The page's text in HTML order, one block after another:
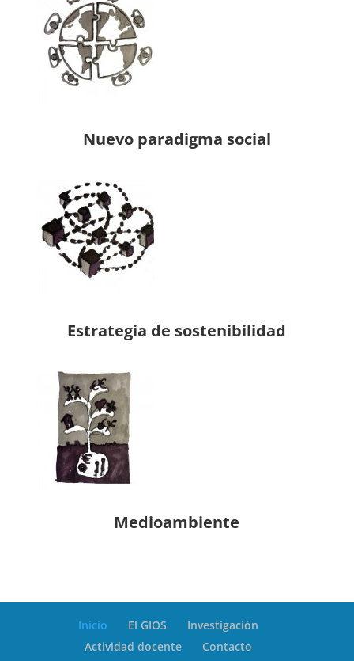
Nuevo paradigma social
Estrategia de sostenibilidad
Medioambiente
Inicio El GIOS
Investigación
Actividad docente
Contacto